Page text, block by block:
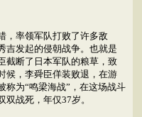
，率领军队打败了许多敌
吉发起的侵朝战争。也就是
截断了日本军队的粮草，致
候，李舜臣佯装败退，在游
称为“鸣梁海战”，在这场战斗
战死，年仅37岁。